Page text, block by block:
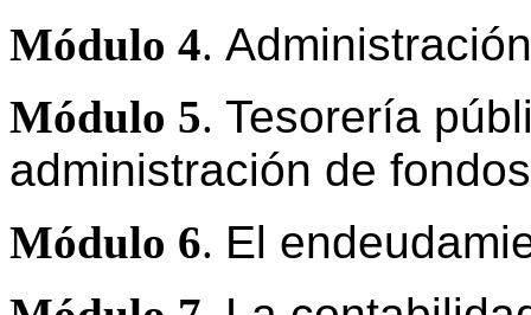
Módulo 4.
Módulo 5. Tesorería
administración de
Módulo 6. El